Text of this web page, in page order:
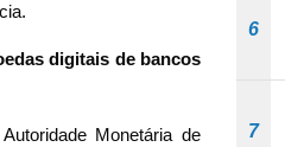
digitais de bancos
Monetária de
6
7